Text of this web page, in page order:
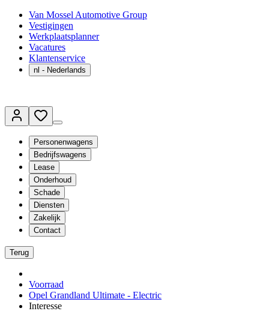
Van Mossel Automotive Group
Vestigingen
Werkplaatsplanner
Vacatures
Klantenservice
nl - Nederlands
Personenwagens
Bedrijfswagens
Lease
Onderhoud
Schade
Diensten
Zakelijk
Contact
Terug
Voorraad
Opel Grandland Ultimate - Electric
Interesse